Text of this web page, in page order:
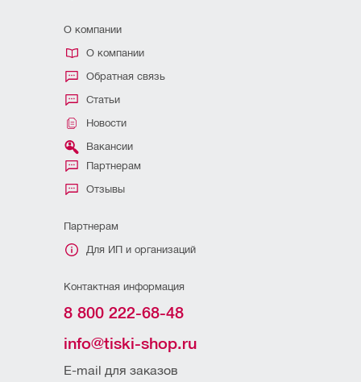
О компании
О компании
Обратная связь
Статьи
Новости
Вакансии
Партнерам
Отзывы
Партнерам
Для ИП и организаций
Контактная информация
8 800 222-68-48
info@tiski-shop.ru
E-mail для заказов